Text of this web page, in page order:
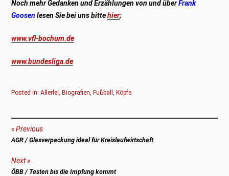
Noch mehr Gedanken und Erzählungen von und überFrank
Goosen lesen Sie bei uns bittehier;
www.vfl-bochum.de
www.bundesliga.de
Posted in:Allerlei,Biografien,Fußball,Köpfe.
Beitragsnavigation
Previous
Previous
AGR / Glasverpackung ideal für Kreislaufwirtschaft
Next
Next
ÖBB / Testen bis die Impfung kommt